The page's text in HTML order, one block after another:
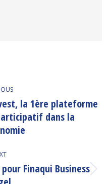
la 1ère plateforme
dans la
Finaqui Business